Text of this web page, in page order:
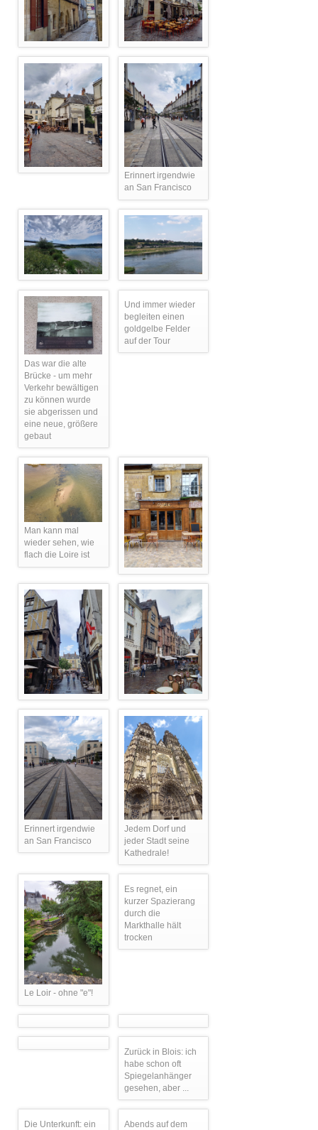
Erinnert irgendwie
an San Francisco
Das war die alte
Brücke - um mehr
Verkehr bewältigen
zu können wurde
sie abgerissen und
eine neue, größere
gebaut
Und immer wieder
begleiten einen
goldgelbe Felder
auf der Tour
Man kann mal
wieder sehen, wie
flach die Loire ist
Erinnert irgendwie
an San Francisco
Jedem Dorf und
jeder Stadt seine
Kathedrale!
Le Loir - ohne "e"!
Es regnet, ein
kurzer Spazierang
durch die
Markthalle hält
trocken
Zurück in Blois: ich
habe schon oft
Spiegelanhänger
gesehen, aber ...
Die Unterkunft: ein
Abends auf dem